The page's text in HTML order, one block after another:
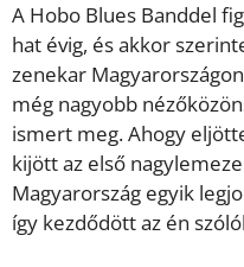
A Hobo Blues Banddel
hat évig, és akkor
zenekar
még nagyobb
ismert meg. Ahogy
kijött az első
Magyarország egyik
így kezdődött az én